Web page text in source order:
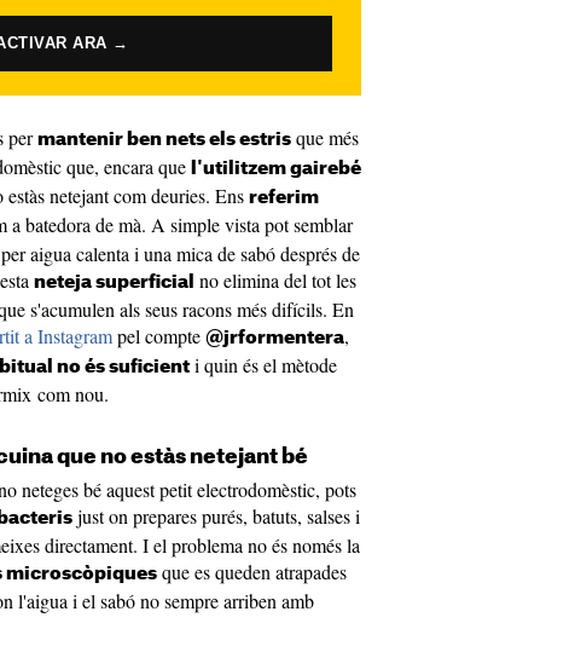
ARA →
permantenir ben nets els estris que més
que, encara que
l'utilitzem gairebé
netejant com deuries. Ens referim
a batedora de mà. A simple vista pot semblar
aigua calenta i una mica de sabó després de
neteja superficial no elimina del tot les
s'acumulen als seus racons més difícils. En
a Instagrampel compte @jrformentera,
no és suficient i quin és el mètode
com nou.
que no estàs netejant bé
neteges bé aquest petit electrodomèstic, pots
just on prepares purés, batuts, salses i
directament. I el problema no és només la
microscòpiques que es queden atrapades
l'aigua i el sabó no sempre arriben amb